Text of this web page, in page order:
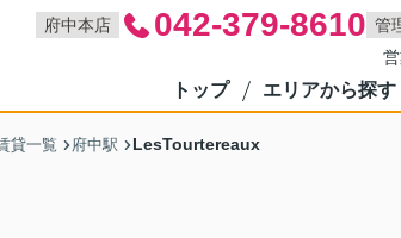
府中本店 042-379-8610 管
トップ エリアから探す
貸一覧 府中駅 LesTourtereaux